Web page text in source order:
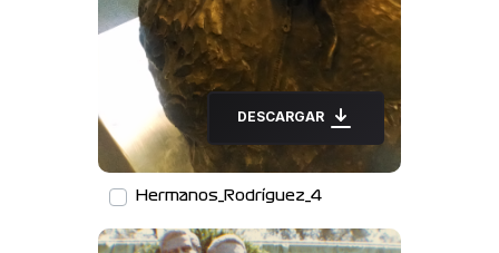
DESCARGAR
Hermanos_Rodríguez_4